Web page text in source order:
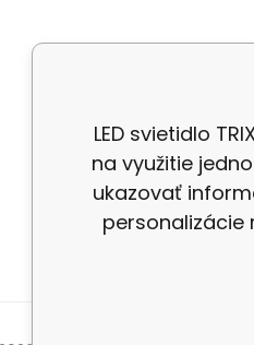
Odstoupení od
Kontakt
Doprava a platba
Reklamace a vrácení
LED svietidlo
na využitie
ukazovať
personalizácie